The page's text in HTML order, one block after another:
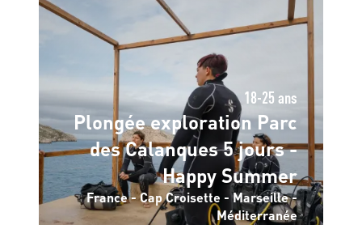
18-25 ans
Plongée exploration Parc
des Calanques 5 jours -
Happy Summer
France - Cap Croisette - Marseille -
Méditerranée